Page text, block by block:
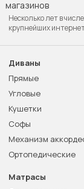
Несколько лет в числе
крупнейших
Диваны
Прямые
Угловые
Кушетки
Софы
Механизм
Ортопедические
Матрасы